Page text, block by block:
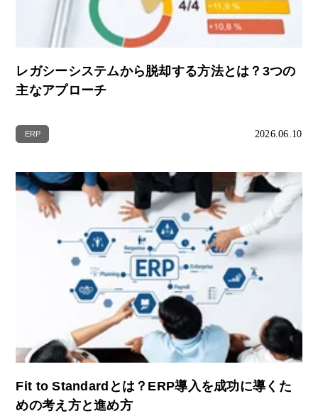
レガシーシステムから脱却する方法とは？3つの
主なアプローチ
ERP 2026.06.10
Fit to Standardとは？ERP導入を成功に導くた
めの考え方と進め方